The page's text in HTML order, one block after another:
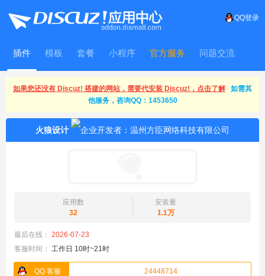
QQ登录
插件 模板 套餐 小程序 官方服务 问题交流
WitFrame
如果您还没有 Discuz! 搭建的网站，需要代安装 Discuz!，点击了解
如需其
他服务，咨询QQ：1453650
火狼设计
应用数
32
安装量
1.1万
最后在线： 2026-07-23
客服时间： 工作日 10时~21时
QQ 客服 24448714